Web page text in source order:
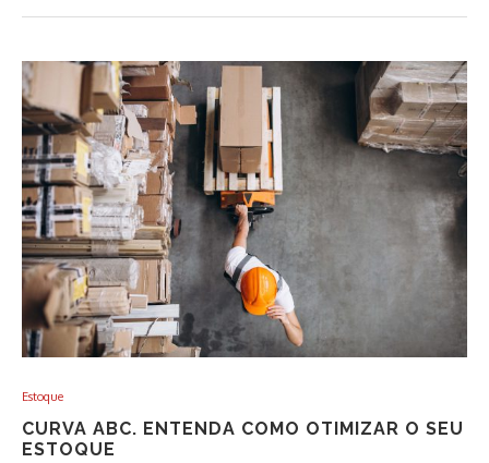
Estoque
CURVA ABC. ENTENDA COMO OTIMIZAR O SEU
ESTOQUE